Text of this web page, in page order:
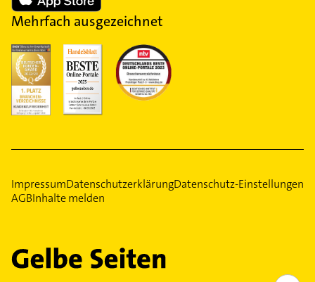
Mehrfach ausgezeichnet
ImpressumDatenschutzerklärungDatenschutz-Einstellungen
AGBInhalte melden